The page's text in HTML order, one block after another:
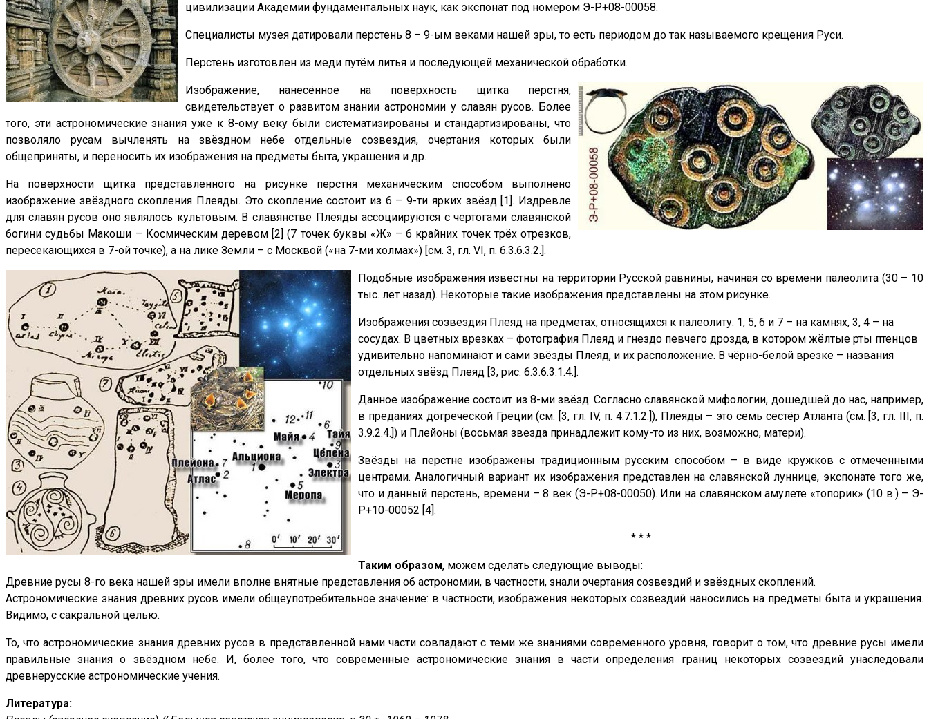
цивилизации Академии фундаментальных наук, как экспонат под номером Э-Р+08-00058.
Специалисты музея датировали перстень 8 – 9-ым веками нашей эры, то есть периодом до так называемого крещения Руси.
Перстень изготовлен из меди путём литья и последующей механической обработки.
Изображение, нанесённое на поверхность щитка перстня,
свидетельствует о развитом знании астрономии у славян русов. Более
того, эти астрономические знания уже к 8-ому веку были систематизированы и стандартизированы, что
позволяло русам вычленять на звёздном небе отдельные созвездия, очертания которых были
общеприняты, и переносить их изображения на предметы быта, украшения и др.
На поверхности щитка представленного на рисунке перстня механическим способом выполнено
изображение звёздного скопления Плеяды. Это скопление состоит из 6 – 9-ти ярких звёзд [1]. Издревле
для славян русов оно являлось культовым. В славянстве Плеяды ассоциируются с чертогами славянской
богини судьбы Макоши – Космическим деревом [2] (7 точек буквы «Ж» – 6 крайних точек трёх отрезков,
пересекающихся в 7-ой точке), а на лике Земли – с Москвой («на 7-ми холмах») [см. 3, гл. VI, п. 6.3.6.3.2.].
Подобные изображения известны на территории Русской равнины, начиная со времени палеолита (30 – 10
тыс. лет назад). Некоторые такие изображения представлены на этом рисунке.
Изображения созвездия Плеяд на предметах, относящихся к палеолиту: 1, 5, 6 и 7 – на камнях, 3, 4 – на
сосудах. В цветных врезках – фотография Плеяд и гнездо певчего дрозда, в котором жёлтые рты птенцов
удивительно напоминают и сами звёзды Плеяд, и их расположение. В чёрно-белой врезке – названия
отдельных звёзд Плеяд [3, рис. 6.3.6.3.1.4.].
Данное изображение состоит из 8-ми звёзд. Согласно славянской мифологии, дошедшей до нас, например,
в преданиях догреческой Греции (см. [3, гл. IV, п. 4.7.1.2.]), Плеяды – это семь сестёр Атланта (см. [3, гл. III, п.
3.9.2.4.]) и Плейоны (восьмая звезда принадлежит кому-то из них, возможно, матери).
Звёзды на перстне изображены традиционным русским способом – в виде кружков с отмеченными
центрами. Аналогичный вариант их изображения представлен на славянской луннице, экспонате того же,
что и данный перстень, времени – 8 век (Э-Р+08-00050). Или на славянском амулете «топорик» (10 в.) – Э-
Р+10-00052 [4].
* * *
Таким образом, можем сделать следующие выводы:
Древние русы 8-го века нашей эры имели вполне внятные представления об астрономии, в частности, знали очертания созвездий и звёздных скоплений.
Астрономические знания древних русов имели общеупотребительное значение: в частности, изображения некоторых созвездий наносились на предметы быта и украшения.
Видимо, с сакральной целью.
То, что астрономические знания древних русов в представленной нами части совпадают с теми же знаниями современного уровня, говорит о том, что древние русы имели
правильные знания о звёздном небе. И, более того, что современные астрономические знания в части определения границ некоторых созвездий унаследовали
древнерусские астрономические учения.
Литература: